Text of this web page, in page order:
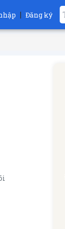
| Đăng ký